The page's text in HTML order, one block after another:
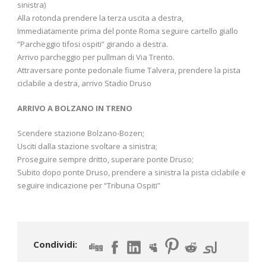
sinistra)
Alla rotonda prendere la terza uscita a destra,
Immediatamente prima del ponte Roma seguire cartello giallo
“Parcheggio tifosi ospiti” girando a destra.
Arrivo parcheggio per pullman di Via Trento.
Attraversare ponte pedonale fiume Talvera, prendere la pista
ciclabile a destra, arrivo Stadio Druso
ARRIVO A BOLZANO IN TRENO
Scendere stazione Bolzano-Bozen;
Usciti dalla stazione svoltare a sinistra;
Proseguire sempre dritto, superare ponte Druso;
Subito dopo ponte Druso, prendere a sinistra la pista ciclabile e
seguire indicazione per “Tribuna Ospiti”
Condividi: